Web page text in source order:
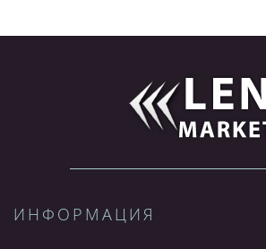
ИНФОРМАЦИЯ